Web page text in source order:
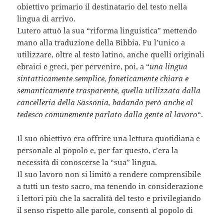
obiettivo primario il destinatario del testo nella
lingua di arrivo.
Lutero attuò la sua “riforma linguistica” mettendo
mano alla traduzione della Bibbia. Fu l’unico a
utilizzare, oltre al testo latino, anche quelli originali
ebraici e greci, per pervenire, poi, a “una lingua
sintatticamente semplice, foneticamente chiara e
semanticamente trasparente, quella utilizzata dalla
cancelleria della Sassonia, badando però anche al
tedesco comunemente parlato dalla gente al lavoro“.
Il suo obiettivo era offrire una lettura quotidiana e
personale al popolo e, per far questo, c’era la
necessità di conoscerse la “sua” lingua.
Il suo lavoro non si limitò a rendere comprensibile
a tutti un testo sacro, ma tenendo in considerazione
i lettori più che la sacralità del testo e privilegiando
il senso rispetto alle parole, consentì al popolo di